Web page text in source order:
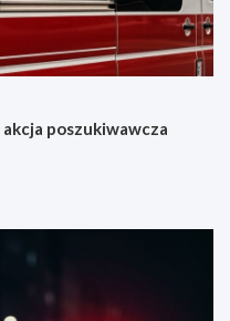
poszukiwawcza